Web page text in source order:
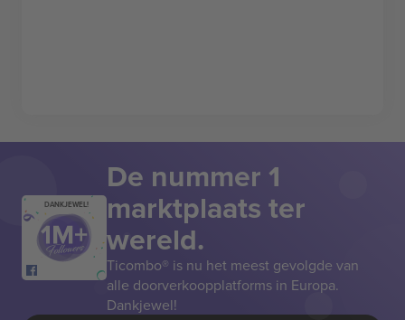
DANKJEWEL!
De nummer 1
marktplaats ter
wereld.
Ticombo® is nu het meest gevolgde van
alle doorverkoopplatforms in Europa.
Dankjewel!